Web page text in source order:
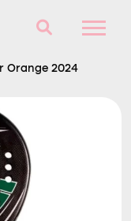
Orange 2024